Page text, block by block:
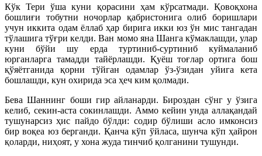
Кўк Тери ўша куни қорасини ҳам кўрсатмади. Қовоқхона
бошлиғи тобутни ночорлар қабристонига олиб боришлари
учун иккита одам ёллаб ҳар бирига икки юз ўн мис тангадан
тўлашига тўғри келди. Ван момо яна Шанга кўмаклашди, улар
куни бўйи шу ерда туртиниб-суртиниб куймаланиб
юрганларга тамадди тайёрлашди. Қуёш тоғлар ортига бош
қўяётганида қорни тўйган одамлар ўз-ўзидан уйига кета
бошлашди, кун охирида эса ҳеч ким қолмади.
Бева Шаннинг боши гир айланарди. Бироздан сўнг у ўзига
келиб, секин-аста сокинлашди. Аммо кейин унда аллақандай
тушунарсиз ҳис пайдо бўлди: содир бўлиши асло имконсиз
бир воқеа юз берганди. Қанча кўп ўйласа, шунча кўп ҳайрон
қоларди, ниҳоят, у хона жуда тинчиб қолганини тушунди.